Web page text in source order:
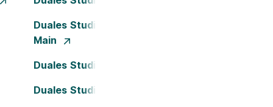
Duales Studium Frankfurt am
Main
Duales Studium Köln
Duales Studium Nürnberg